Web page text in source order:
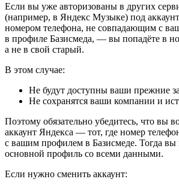
Если вы уже авторизованы в других
(например, в Яндекс Музыке) под
номером телефона, не совпадающим с
в профиле Базисмеда, — вы попадёте в
а не в свой старый.
В этом случае:
Не будут доступны ваши прежние
Не сохранятся ваши компании и
Поэтому обязательно убедитесь, что вы
аккаунт Яндекса — тот, где номер
с вашим профилем в Базисмеде. Тогда вы
основной профиль со всеми данными.
Если нужно сменить аккаунт: